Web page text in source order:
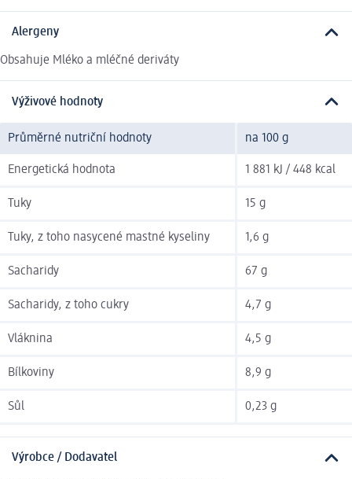
Alergeny
Obsahuje Mléko a mléčné deriváty
Výživové hodnoty
Průměrné nutriční hodnoty na 100 g
Energetická hodnota 1 881 kJ / 448 kcal
Tuky 15 g
Tuky, z toho nasycené mastné kyseliny 1,6 g
Sacharidy 67 g
Sacharidy, z toho cukry 4,7 g
Vláknina 4,5 g
Bílkoviny 8,9 g
Sůl 0,23 g
Výrobce / Dodavatel